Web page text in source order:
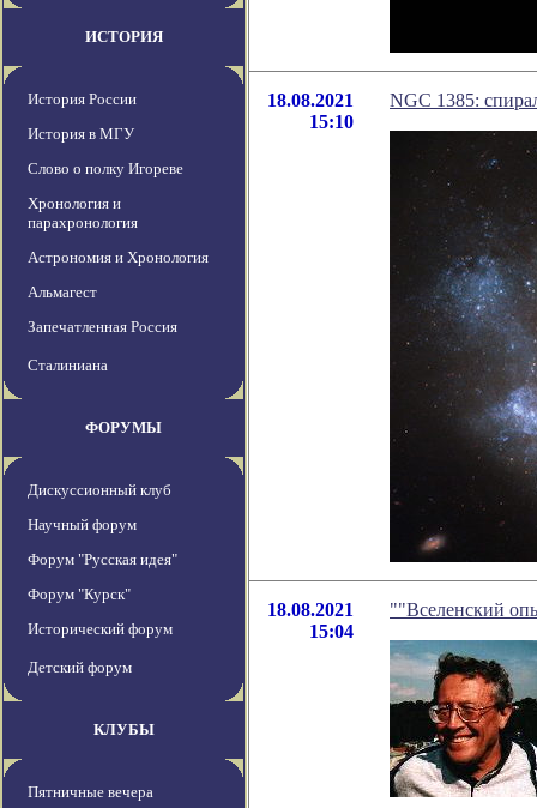
ИСТОРИЯ
История России
История в МГУ
Слово о полку Игореве
Хронология и
парахронология
Астрономия и Хронология
Альмагест
Запечатленная Россия
Сталиниана
ФОРУМЫ
Дискуссионный клуб
Научный форум
Форум "Русская идея"
Форум "Курск"
Исторический форум
Детский форум
КЛУБЫ
Пятничные вечера
18.08.2021
15:10
NGC 1385:
18.08.2021
15:04
""Вселенский